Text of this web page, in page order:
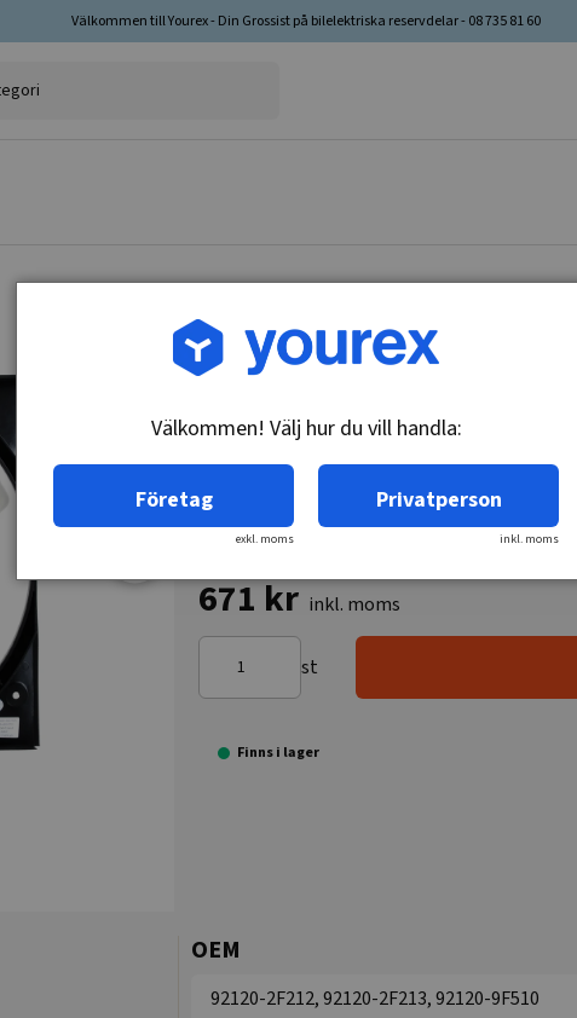
Välkommen till Yourex - Din Grossist på bilelektriska reservdelar - 08 735 81 60
Artikelnr: 96-400-9510
Kondensorfläkt Nissan
671 kr inkl. moms
st
Finns i lager
OEM
92120-2F212, 92120-2F213, 92120-9F510
Välkommen! Välj hur du vill handla:
Företag
exkl. moms
Privatperson
inkl. moms